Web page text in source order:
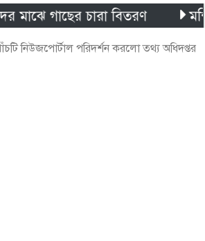
গাছের চারা বিতরণ
নিউজপোর্টাল পরিদর্শন করলো তথ্য অধিদপ্তর